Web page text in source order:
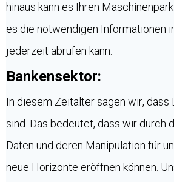
hinaus kann es Ihren
es die notwendigen Informationen
jederzeit abrufen kann.
Bankensektor:
In diesem Zeitalter sagen wir, dass
sind. Das bedeutet, dass wir durch
Daten und deren Manipulation für
neue Horizonte eröffnen können.